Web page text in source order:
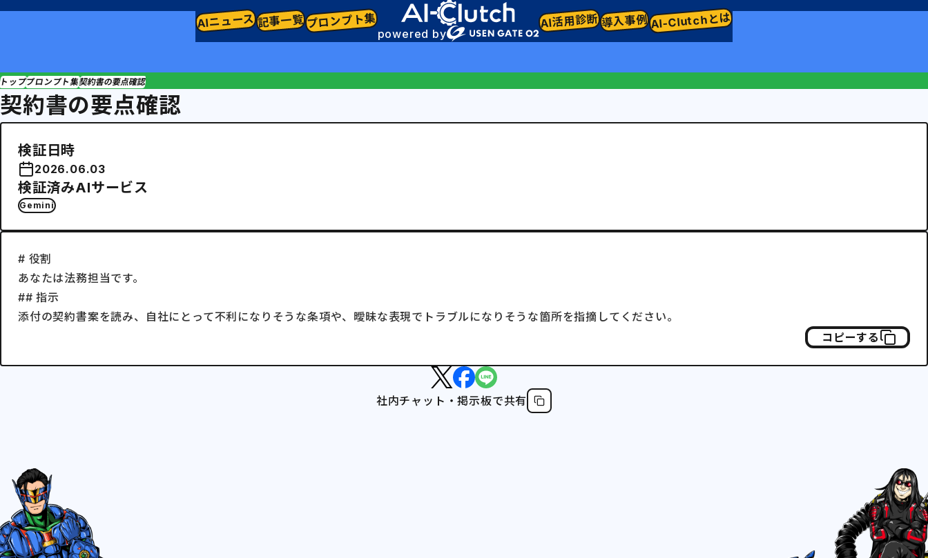
AIニュース記事一覧プロンプト集
powered by
AI活用診断導入事例AI-Clutchとは
ッププロンプト集契約書の要点確認
契約書の要点確認
検証日時
2026.06.03
検証済みAIサービス
Gemini
# 役割
あなたは法務担当です。
## 指示
添付の契約書案を読み、自社にとって不利になりそうな条項や、曖昧な表現でトラブルになりそうな箇所を指摘してください。
コピーする
社内チャット・掲示板で共有